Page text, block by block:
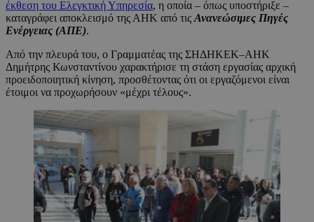
έκθεση του Ελεγκτική Υπηρεσία, η οποία – όπως υποστήριξε –
καταγράφει αποκλεισμό της ΑΗΚ από τις Ανανεώσιμες Πηγές
Ενέργειας (ΑΠΕ).
Από την πλευρά του, ο Γραμματέας της ΣΗΔΗΚΕΚ–ΑΗΚ
Δημήτρης Κωνσταντίνου χαρακτήρισε τη στάση εργασίας αρχική
προειδοποιητική κίνηση, προσθέτοντας ότι οι εργαζόμενοι είναι
έτοιμοι να προχωρήσουν «μέχρι τέλους».